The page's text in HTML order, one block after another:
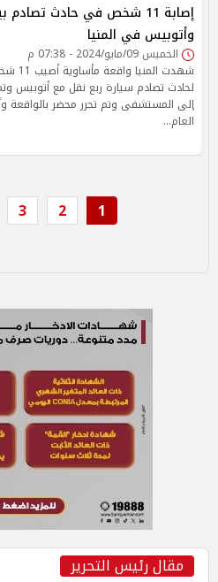
إصابة 11 شخص في حادث
وأتوبيس في المنيا
الخميس 09/مايو/2024 - 07:38 م
شهدت
لحادث تصادم سيارة ربع نقل مع أتوبيس
إلى المستشفى وتم تحرر محضر بالواقعة
العام…
1
2
3
مقال رئيس التحرير